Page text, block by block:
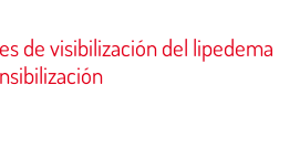
de visibilización del lipedema